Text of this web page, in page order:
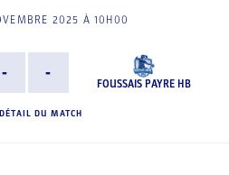
2025 À 10H00
- -
FOUSSAIS PAYRE HB
DU MATCH